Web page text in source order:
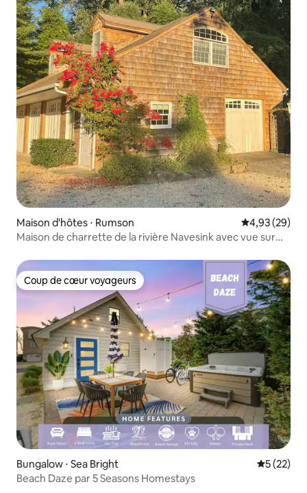
Maison d'hôtes ⋅ Rumson Évaluation
4,93 (29)
Maison de charrette de la rivière Navesink avec vue sur
Coup de cœur voyageurs
Coup de cœur voyageurs
Bungalow ⋅ Sea Bright
5 (22)
Beach Daze par 5 Seasons Homestays